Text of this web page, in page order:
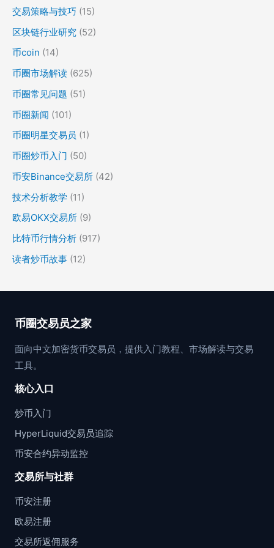
交易策略与技巧 (15)
区块链行业研究 (52)
币coin (14)
币圈市场解读 (625)
币圈常见问题 (51)
币圈新闻 (101)
币圈明星交易员 (1)
币圈炒币入门 (50)
币安Binance交易所 (42)
技术分析教学 (11)
欧易OKX交易所 (9)
比特币行情分析 (917)
读者炒币故事 (12)
币圈交易员之家
面向中文加密货币交易员，提供入门教程、市场解读与交易
工具。
核心入口
炒币入门
HyperLiquid交易员追踪
币安合约异动监控
交易所与社群
币安注册
欧易注册
交易所返佣服务